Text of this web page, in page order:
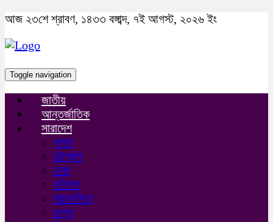
আজ ২৩শে শ্রাবণ, ১৪৩৩ বঙ্গাব্দ, ৭ই আগস্ট, ২০২৬ ইং
Toggle navigation
জাতীয়
আন্তর্জাতিক
সারাদেশ
খুলনা
চট্টগ্রাম
ঢাকা
বরিশাল
ময়মনসিংহ
রংপুর